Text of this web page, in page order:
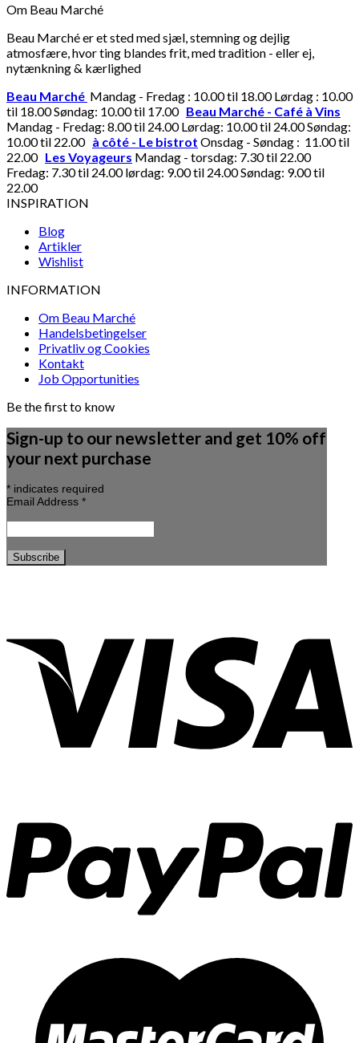
Om Beau Marché
Beau Marché er et sted med sjæl, stemning og dejlig
atmosfære, hvor ting blandes frit, med tradition - eller ej,
nytænkning & kærlighed
Beau Marché Mandag - Fredag : 10.00 til 18.00 Lørdag : 10.00
til 18.00 Søndag: 10.00 til 17.00 Beau Marché - Café à Vins
Mandag - Fredag: 8.00 til 24.00 Lørdag: 10.00 til 24.00 Søndag:
10.00 til 22.00 à côté - Le bistrot Onsdag - Søndag : 11.00 til
22.00 Les Voyageurs Mandag - torsdag: 7.30 til 22.00
Fredag: 7.30 til 24.00 lørdag: 9.00 til 24.00 Søndag: 9.00 til
22.00
INSPIRATION
Blog
Artikler
Wishlist
INFORMATION
Om Beau Marché
Handelsbetingelser
Privatliv og Cookies
Kontakt
Job Opportunities
Be the first to know
Sign-up to our newsletter and get 10% off
your next purchase
* indicates required
Email Address *